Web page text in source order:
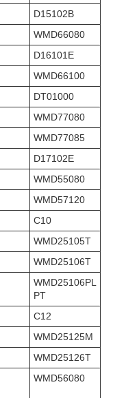
D15102B
WMD66080
D16101E
WMD66100
DT01000
WMD77080
WMD77085
D17102E
WMD55080
WMD57120
C10
WMD25105T
WMD25106T
WMD25106PL
PT
C12
WMD25125M
WMD25126T
WMD56080